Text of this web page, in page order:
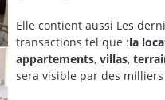
Elle contient aussi Les
transactions tel que :la
appartements, villas,
sera visible par des